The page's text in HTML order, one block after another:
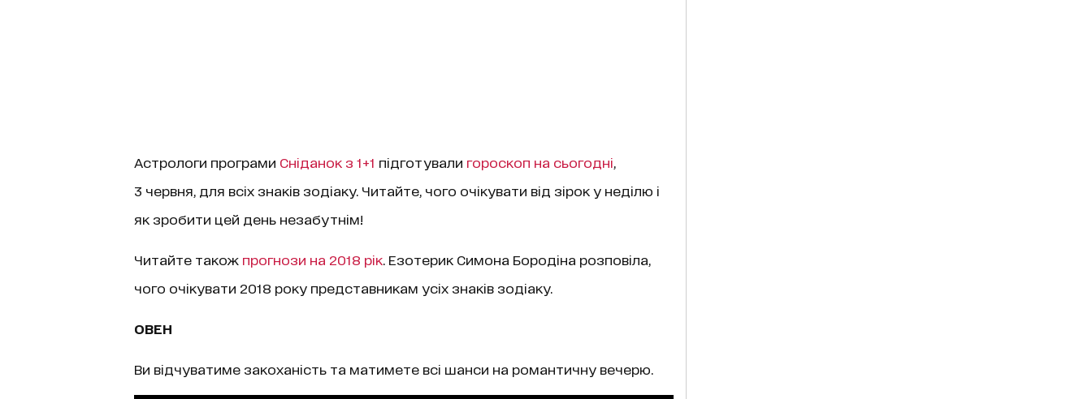
Астрологи програми Сніданок з 1+1 підготували гороскоп на cьогодні
3 червня, для всіх знаків зодіаку. Читайте, чого очікувати від зірок у неділю і
як зробити цей день незабутнім!
Читайте також прогнози на 2018 рік. Езотерик Симона Бородіна розповіла,
чого очікувати 2018 року представникам усіх знаків зодіаку.
ОВЕН
Ви відчуватиме закоханість та матимете всі шанси на романтичну вечерю.